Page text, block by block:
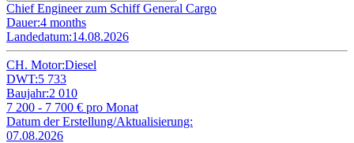
Chief Engineer zum Schiff General Cargo
Dauer:4 months
Landedatum:14.08.2026
CH. Motor:Diesel
DWT:5 733
Baujahr:2 010
7 200 - 7 700 € pro Monat
Datum der Erstellung/Aktualisierung:
07.08.2026